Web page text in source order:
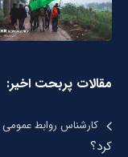
مقالات پربحت اخیر:
کارشناس روابط عمومی
کرد؟